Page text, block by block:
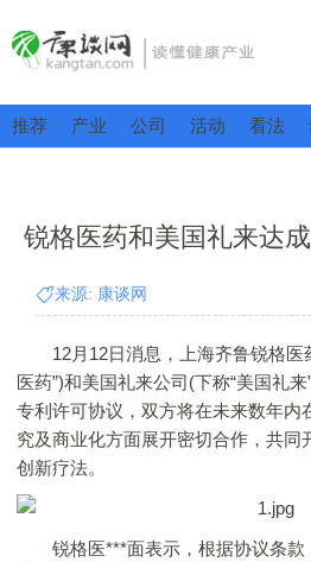
推荐 产业 公司 活动 看法
锐格医药和美国礼来达
来源: 康谈网
12月12日消息，上海齐鲁锐格医
医药”)和美国礼来公司(下称“美国礼
专利许可协议，双方将在未来数年内
究及商业化方面展开密切合作，共同
创新疗法。
锐格医***面表示，根据协议条款